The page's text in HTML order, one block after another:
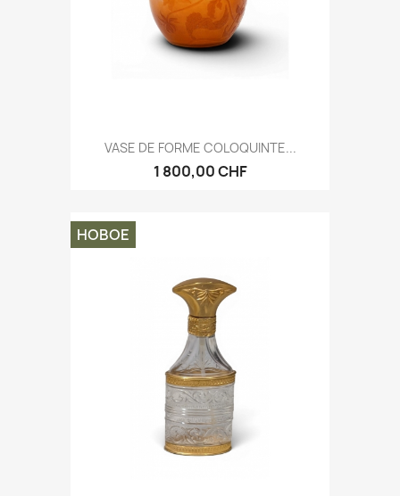
VASE DE FORME COLOQUINTE...
1 800,00 CHF
НОВОЕ